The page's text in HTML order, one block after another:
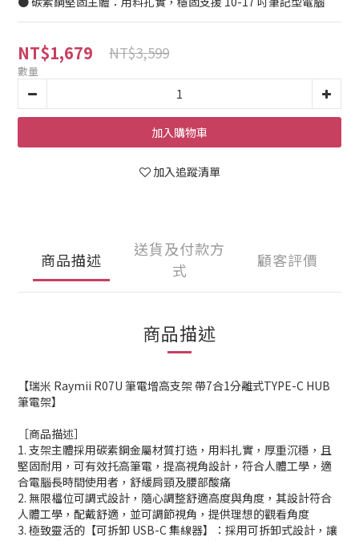
NT$1,679 NT$3,599
數量
加入購物車
加入追蹤清單
商品描述
送貨及付款方
式
顧客評價
商品描述
【瑞米 Raymii R07U 筆電增高支架 帶7合1分離式TYPE-C HUB
筆電架】
［商品描述］
1. 支架主體採用碳素鋼金屬材質打造，用料扎實，厚重沉穩，且
堅固耐用，可有效托高筆電，提高視角設計，符合人體工學，適
合電腦長時間使用者，舒緩肩頸及腰部酸痛
2. 無限檔位可調式設計，隨心調整舒適高度與角度，其設計符合
人體工學，配戴舒適，並可調節視角，提供理想的觀看角度
3. 極致靈活的【可拆卸 USB-C 集線器】：採用可拆卸式設計，讓